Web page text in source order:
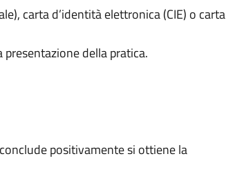
carta d’identità elettronica (CIE) o carta
della pratica.
positivamente si ottiene la